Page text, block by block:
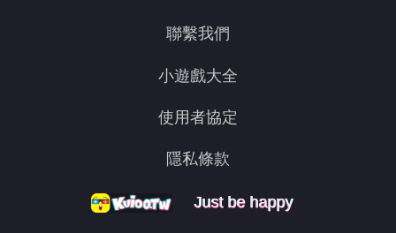
聯繫我們
小遊戲大全
使用者協定
隱私條款
Just be happy
Just be happy
Just be happy